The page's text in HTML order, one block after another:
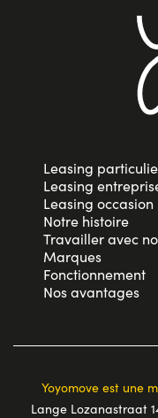
Leasing
Leasing
Leasing occasion
Notre histoire
Travailler avec
Marques
Fonctionnement
Nos avantages
Yoyomove est une
Lange Lozanastraat